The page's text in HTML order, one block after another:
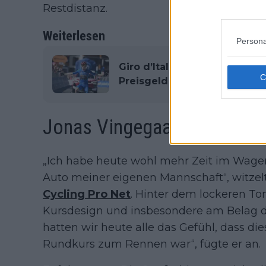
Restdistanz.
Weiterlesen
Giro d’Italia 2026: Wer hat
Preisgeld gewonnen?
Jonas Vingegaard erklärt
„Ich habe heute wohl mehr Zeit im
Auto meiner eigenen Mannschaft“,
Cycling Pro Net. Hinter dem lockeren
Kursdesign und insbesondere am Belag
hatten wir heute alle das Gefühl, dass
Rundkurs zum Rennen war“, fügte er an.